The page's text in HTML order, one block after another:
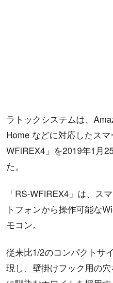
ラトックシステムは、
Home などに対応したス
WFIREX4」を2019年1月
た。
「RS-WFIREX4」は、ス
トフォンから操作可能な
モコン。
従来比1/2のコンパクトサ
現し、壁掛けフック用の